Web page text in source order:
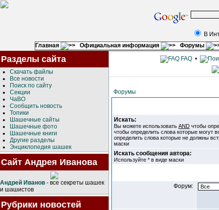
В
Главная
Официальная информация Форумы
Разделы сайта
Скачать файлы
Все новости
Поиск по сайту
Секции
ЧаВО
Сообщить новость
Топики
Шашечные сайты
Шашечные фото
Шашечные книги
Другие разделы
Энциклопедия шашек
Сайт Андрея Иванова
Андрей Иванов - все секреты шашек
и шашистов
Рубрики новостей
FAQ•
Форумы
Искать:
Вы можете использовать AND чтобы
чтобы определить слова которые могут
определить слова которые не должны
маски
Искать сообщения автора:
Используйте * в виде маски
Форум: